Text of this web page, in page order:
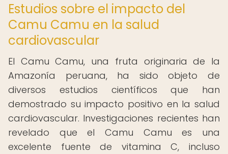
Estudios sobre el impacto del
Camu Camu en la salud
cardiovascular
El Camu Camu, una fruta originaria de la
Amazonía peruana, ha sido objeto de
diversos estudios científicos que han
demostrado su impacto positivo en la salud
cardiovascular. Investigaciones recientes han
revelado que el Camu Camu es una
excelente fuente de vitamina C, incluso